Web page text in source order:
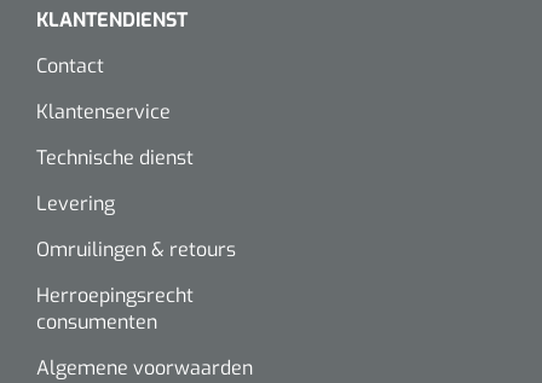
KLANTENDIENST
Contact
Klantenservice
Technische dienst
Levering
Omruilingen & retours
Herroepingsrecht
consumenten
Algemene voorwaarden